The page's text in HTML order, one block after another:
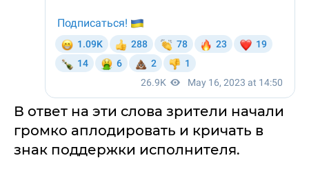
В ответ на эти слова зрители начали
громко аплодировать и кричать в
знак поддержки исполнителя.